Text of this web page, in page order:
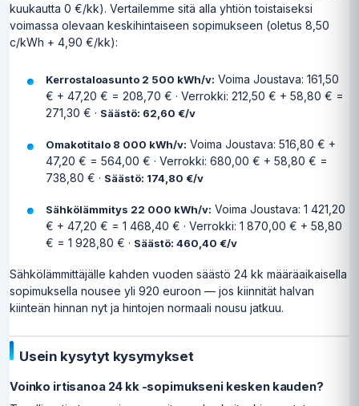
kuukautta 0 €/kk). Vertailemme sitä alla yhtiön toistaiseksi
voimassa olevaan keskihintaiseen sopimukseen (oletus 8,50
c/kWh + 4,90 €/kk):
Kerrostaloasunto 2 500 kWh/v: Voima Joustava: 161,50
€ + 47,20 € = 208,70 € · Verrokki: 212,50 € + 58,80 € =
271,30 € · Säästö: 62,60 €/v
Omakotitalo 8 000 kWh/v: Voima Joustava: 516,80 € +
47,20 € = 564,00 € · Verrokki: 680,00 € + 58,80 € =
738,80 € · Säästö: 174,80 €/v
Sähkölämmitys 22 000 kWh/v: Voima Joustava: 1 421,20
€ + 47,20 € = 1 468,40 € · Verrokki: 1 870,00 € + 58,80
€ = 1 928,80 € · Säästö: 460,40 €/v
Sähkölämmittäjälle kahden vuoden säästö 24 kk määräaikaisella
sopimuksella nousee yli 920 euroon — jos kiinnität halvan
kiinteän hinnan nyt ja hintojen normaali nousu jatkuu.
Usein kysytyt kysymykset
Voinko irtisanoa 24 kk -sopimukseni kesken kauden?